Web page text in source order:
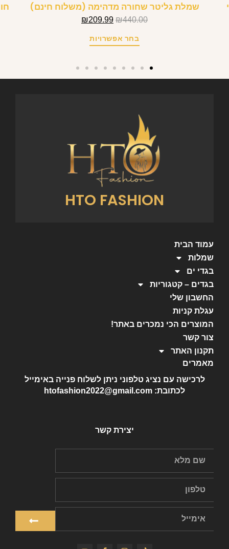
שמלת גליטר שחורה מדהימה (משלוח חינם)
₪440.00
₪209.99
בחר אפשרויות
HTO FASHION
עמוד הבית
שמלות
בגדי ים
בגדים – קטגוריות
החשבון שלי
עגלת קניות
המוצרים הכי נמכרים באתר!
צור קשר
תקנון האתר
מאמרים
לרכישה עם נציג טלפוני ניתן לשלוח פנייה באימייל
לכתובת: htofashion2022@gmail.com
יצירת קשר